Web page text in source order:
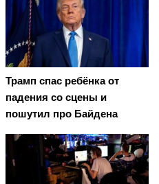
Трамп спас ребёнка от
падения со сцены и
пошутил про Байдена